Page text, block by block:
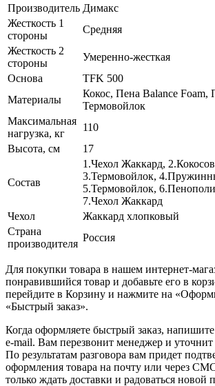
Производитель Димакс
Жесткость 1
стороны
Средняя
Жесткость 2
стороны
Умеренно-жесткая
Основа
TFK 500
Материалы
Кокос, Пена Balance Foam,
Термовойлок
Максимальная
нагрузка, кг
110
Высота, см
17
Состав
1.Чехол Жаккард,
3.Термовойлок,
5.Термовойлок,
7.Чехол Жаккард
Чехол
Жаккард хлопковый
Страна
производителя
Россия
Для покупки товара в нашем интернет-
понравившийся товар и добавьте его в
перейдите в Корзину и нажмите на
«Быстрый заказ».
Когда оформляете быстрый заказ,
e-mail. Вам перезвонит менеджер и уточнит
По результатам разговора вам придет
оформления товара на почту или через
только ждать доставки и радоваться новой